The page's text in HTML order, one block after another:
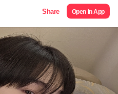
Share Open in App